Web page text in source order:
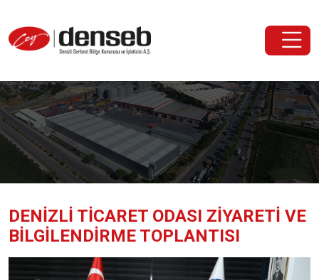
DENIZLI TICARET ODASI ZIYARETI VE
BILGILENDIRME TOPLANTISI